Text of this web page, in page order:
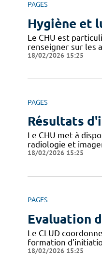
PAGES
Hygiène et
Le CHU est
renseigner sur les
18/02/2026 15:25
PAGES
Résultats
Le CHU met à
radiologie et
18/02/2026 15:25
PAGES
Evaluation
Le CLUD
formation
18/02/2026 15:25